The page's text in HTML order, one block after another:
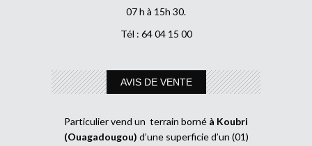
07 h à 15h 30.
Tél : 64 04 15 00
AVIS DE VENTE
Particulier vend un terrain borné à Koubri
(Ouagadougou) d’une superficie d’un (01)